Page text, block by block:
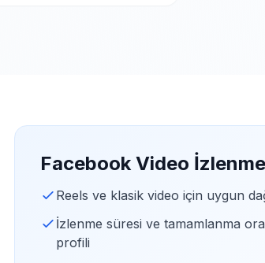
Facebook Video
Reels ve klasik video için uygun
İzlenme süresi ve tamamlanma
profili